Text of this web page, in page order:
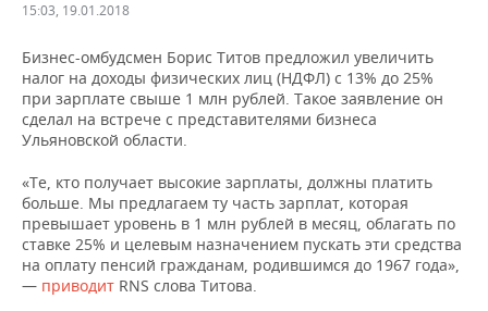
ДЕКЛАРАЦИИ О ДОХОДАХ
КОРОЛИ ГОСЗАКАЗА ПФО
ВУЗЫ ТАТАРСТАНА
КОМУ ПРИНАДЛЕЖАТ
ТОРГОВЫЕ ЦЕНТРЫ
ТАТАРСТАНА
НОВОСТИ ЭКОНОМИКИ
ФИНАНСЫ
БАНКИ
БЮДЖЕТ
ИНВЕСТИЦИИ
ПРОМЫШЛЕННОСТЬ
НОВОСТИ
ПРОМЫШЛЕННОСТИ
МАШИНОСТРОЕНИЕ
НЕФТЕХИМИЯ
НЕДВИЖИМОСТЬ
НОВОСТИ НЕДВИЖИМОСТИ
АВТО
НОВОСТИ АВТО
БИЗНЕС
НОВОСТИ БИЗНЕСА
РОЗНИЧНАЯ ТОРГОВЛЯ
ТЕХНОЛОГИИ
НОВОСТИ ТЕХНОЛОГИЙ
МЕРОПРИЯТИЯ
15:03, 19.01.2018
Бизнес-омбудсмен Борис Титов предложил увеличить
налог на доходы физических лиц (НДФЛ) с 13% до 25%
при зарплате свыше 1 млн рублей. Такое заявление он
сделал на встрече с представителями бизнеса
Ульяновской области.
«Те, кто получает высокие зарплаты, должны платить
больше. Мы предлагаем ту часть зарплат, которая
превышает уровень в 1 млн рублей в месяц, облагать по
ставке 25% и целевым назначением пускать эти средства
на оплату пенсий гражданам, родившимся до 1967 года»,
— приводит RNS слова Титова.